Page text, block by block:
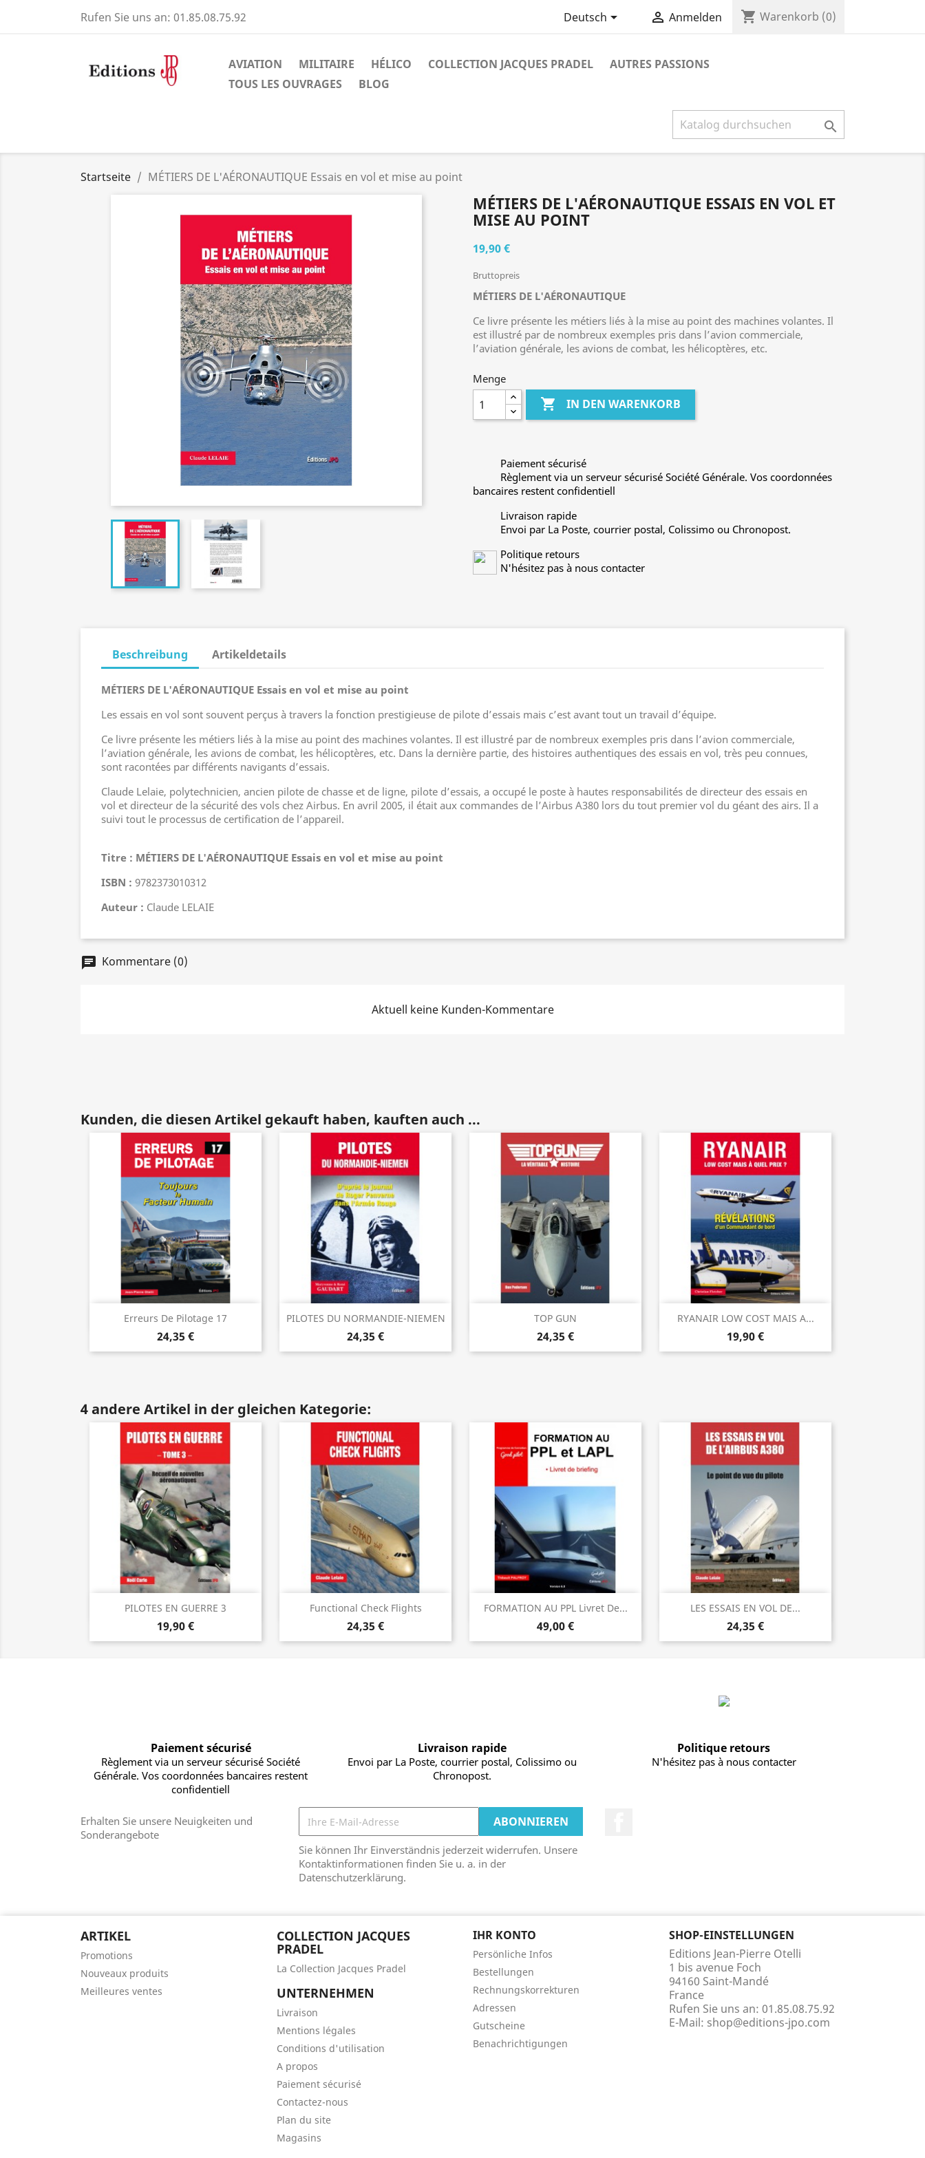
Rufen Sie uns an: 01.85.08.75.92 Deutsch  Anmelden shopping_cart Warenkorb (0)
AVIATION MILITAIRE HÉLICO COLLECTION JACQUES PRADEL
AUTRES PASSIONS
TOUS LES OUVRAGES
BLOG

Startseite MÉTIERS DE L'AÉRONAUTIQUE Essais en vol et mise au point
MÉTIERS DE L'AÉRONAUTIQUE ESSAIS EN VOL ET
MISE AU POINT
19,90 €
Bruttopreis
MÉTIERS DE L'AÉRONAUTIQUE
Ce livre présente les métiers liés à la mise au point des machines volantes. Il
est illustré par de nombreux exemples pris dans l’avion commerciale,
l’aviation générale, les avions de combat, les hélicoptères, etc.
Menge
 IN DEN WARENKORB
Paiement sécurisé
Règlement via un serveur sécurisé Société Générale. Vos coordonnées
bancaires restent confidentiell
Livraison rapide
Envoi par La Poste, courrier postal, Colissimo ou Chronopost.
Politique retours
N'hésitez pas à nous contacter
Beschreibung Artikeldetails
MÉTIERS DE L'AÉRONAUTIQUE Essais en vol et mise au point
Les essais en vol sont souvent perçus à travers la fonction prestigieuse de pilote d’essais mais c’est avant tout un travail d’équipe.
Ce livre présente les métiers liés à la mise au point des machines volantes. Il est illustré par de nombreux exemples pris dans l’avion commerciale,
l’aviation générale, les avions de combat, les hélicoptères, etc. Dans la dernière partie, des histoires authentiques des essais en vol, très peu connues,
sont racontées par différents navigants d’essais.
Claude Lelaie, polytechnicien, ancien pilote de chasse et de ligne, pilote d’essais, a occupé le poste à hautes responsabilités de directeur des essais en
vol et directeur de la sécurité des vols chez Airbus. En avril 2005, il était aux commandes de l’Airbus A380 lors du tout premier vol du géant des airs. Il a
suivi tout le processus de certification de l’appareil.
Titre : MÉTIERS DE L'AÉRONAUTIQUE Essais en vol et mise au point
ISBN : 9782373010312
Auteur : Claude LELAIE
chat Kommentare (0)
Aktuell keine Kunden-Kommentare
Kunden, die diesen Artikel gekauft haben, kauften auch ...
Erreurs De Pilotage 17
24,35 €
 Vorschau PILOTES DU NORMANDIE-NIEMEN
24,35 €
Vorschau TOP GUN
24,35 €
Vorschau RYANAIR LOW COST MAIS A...
19,90 €
Vorschau
4 andere Artikel in der gleichen Kategorie:
PILOTES EN GUERRE 3
19,90 €
Vorschau Functional Check Flights
24,35 €
Vorschau FORMATION AU PPL Livret De...
49,00 €
Vorschau LES ESSAIS EN VOL DE...
24,35 €
Vorschau
Paiement sécurisé
Règlement via un serveur sécurisé Société
Générale. Vos coordonnées bancaires restent
confidentiell
Livraison rapide
Envoi par La Poste, courrier postal, Colissimo ou
Chronopost.
Politique retours
N'hésitez pas à nous contacter
Erhalten Sie unsere Neuigkeiten und
Sonderangebote
Sie können Ihr Einverständnis jederzeit widerrufen. Unsere
Kontaktinformationen finden Sie u. a. in der
Datenschutzerklärung.
ARTIKEL
Promotions
Nouveaux produits
Meilleures ventes
COLLECTION JACQUES
PRADEL
La Collection Jacques Pradel
UNTERNEHMEN
Livraison
Mentions légales
Conditions d'utilisation
A propos
Paiement sécurisé
Contactez-nous
Plan du site
Magasins
IHR KONTO
Persönliche Infos
Bestellungen
Rechnungskorrekturen
Adressen
Gutscheine
Benachrichtigungen
SHOP-EINSTELLUNGEN
Editions Jean-Pierre Otelli
1 bis avenue Foch
94160 Saint-Mandé
France
Rufen Sie uns an: 01.85.08.75.92
E-Mail: shop@editions-jpo.com